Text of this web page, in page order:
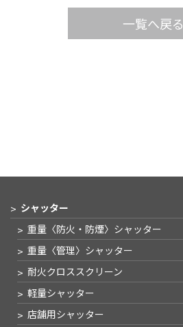
一覧へ戻る
シャッター
重量〈防火・防煙〉 シャッター
重量〈管理〉 シャッター
耐火クロススクリーン
軽量シャッター
店舗用シャッター